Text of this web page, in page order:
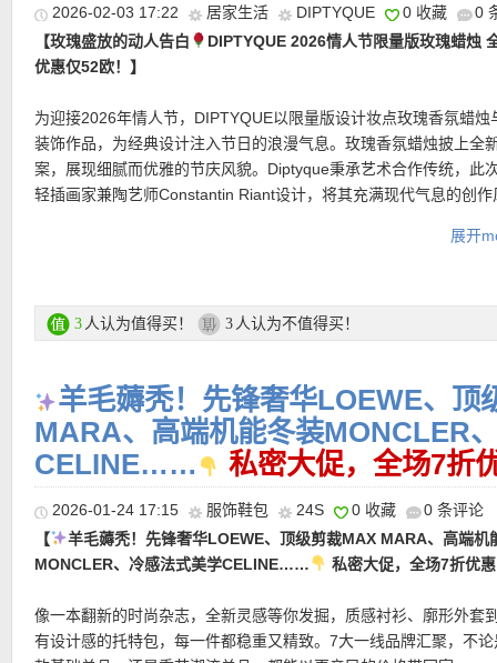
【MONCLER Petra 羽绒夹克 限时7折仅973欧！】谁不缺一件粉
夹克啊？短款廓形干净利落，蓬松绗缝一上身就把冬日时髦感拉满
• 活动区全场6折优惠码： FIRST40 仅限新用户，限时有效！
• 满200欧全球免邮，不满200欧到德国邮费8欧。
• 支付方式： American Express, MasterCard, Visa, JCB,
Discover (only for USD currency), Paypal 和 支付宝。
———-6折单品推荐 ———–
革的拼接和交错简直是艺术品，也只有LOEWE能把皮子玩出花来
时髦感更突出！
购买直达链接在此
2026-02-03 17:22 居家生活 DIPTYQUE 0 收藏
0
【玫瑰盛放的动人告白
DIPTYQUE 2026情人节限量版玫瑰蜡烛
优惠仅52欧！】
为迎接2026年情人节，DIPTYQUE以限量版设计妆点玫瑰香氛蜡烛
装饰作品，为经典设计注入节日的浪漫气息。玫瑰香氛蜡烛披上全
案，展现细腻而优雅的节庆风貌。Diptyque秉承艺术合作传统，此
轻插画家兼陶艺师Constantin Riant设计，将其充满现代气息的创作
陶瓷制成，以深蓝色与红色相互搭配的精美图案点缀，突显爱情的
红色彩带贯穿整幅画面，彩带上书写着一句浪漫箴言：「Le cœur
DIPTYQUE 2026情人节限量版玫瑰蜡烛直达链接在此
更多DIPTYQUE商品链接在此
• 全场满200欧可用85折优惠码： 15FIRST 仅限新用户，限时有效！
• 满200欧全球免邮，不满200欧到德国邮费8欧。
• 30天内可退换。
Discover (only for USD currency), Paypal 和 支付宝。
展开
3 人认为值得买！ 3 人认为不值得买！
羊毛薅秃！先锋奢华LOEWE、顶
MARA、高端机能冬装MONCLER
CELINE……
私密大促，全场7折
2026-01-24 17:15 服饰鞋包 24S 0 收藏
0 条评论
【
羊毛薅秃！先锋奢华LOEWE、顶级剪裁MAX MARA、高端机
MONCLER、冷感法式美学CELINE……
私密大促，全场7折优
像一本翻新的时尚杂志，全新灵感等你发掘，质感衬衫、廓形外套
有设计感的托特包，每一件都稳重又精致。7大一线品牌汇聚，不